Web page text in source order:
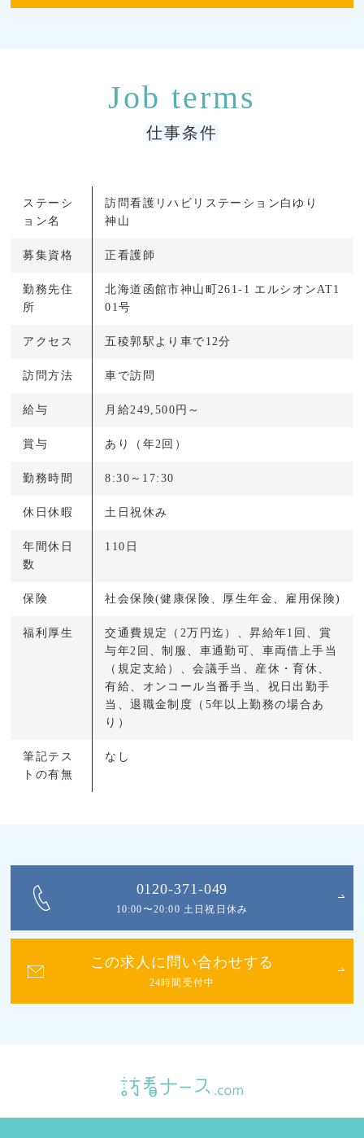
仕事条件
ステーシ
ョン名
訪問看護リハビリステーション白ゆり
神山
募集資格 正看護師
勤務先住
所
北海道函館市神山町261-1 エルシオンAT1
01号
アクセス 五稜郭駅より車で12分
訪問方法 車で訪問
給与 月給249,500円～
賞与 あり（年2回）
勤務時間 8:30～17:30
休日休暇 土日祝休み
年間休日
数
110日
保険 社会保険(健康保険、厚生年金、雇用保険)
福利厚生
交通費規定（2万円迄）、昇給年1回、賞
与年2回、制服、車通勤可、車両借上手当
（規定支給）、会議手当、産休・育休、
有給、オンコール当番手当、祝日出勤手
当、退職金制度（5年以上勤務の場合あ
り）
筆記テス
トの有無
なし
0120-371-049
10:00〜20:00 土日祝日休み
この求人に問い合わせする
24時間受付中